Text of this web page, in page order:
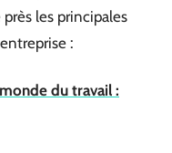
les principales
:
du travail :